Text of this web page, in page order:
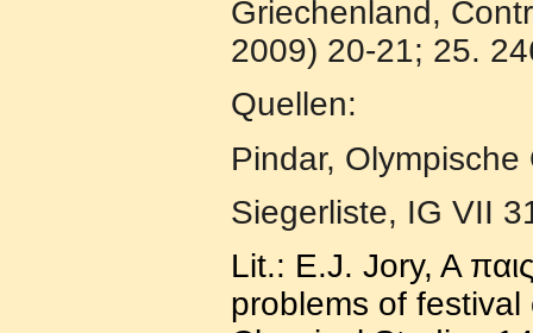
Griechenland,
2009) 20-21; 25.
Quellen:
Pindar,
Siegerliste, IG VII
Lit.: E.J. Jory, A
problems of